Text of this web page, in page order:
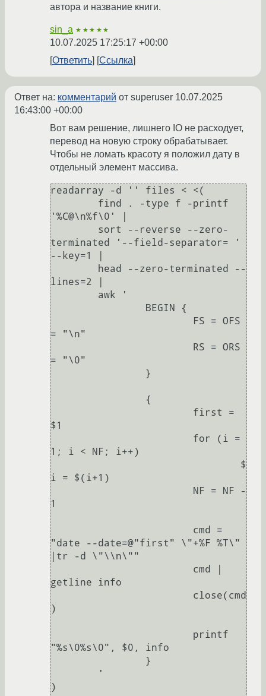
автора и название книги.
sin_a ★★★★★
10.07.2025 17:25:17 +00:00
Ответить
Ссылка
Ответ на: комментарий от superuser 10.07.2025
16:43:00 +00:00
Вот вам решение, лишнего IO не расходует,
перевод на новую строку обрабатывает.
Чтобы не ломать красоту я положил дату в
отдельный элемент массива.
readarray -d '' files < <(
'%C@\n%f\0' |
terminated '--field-separator= '
--key=1 |
lines=2 |
= "\n"
= "\0"
$1
1; i < NF; i++)
i = $(i+1)
1
"date --date=@"first" \"+%F %T\"
|tr -d \"\\n\""
getline info
)
"%s\0%s\0", $0, info
)